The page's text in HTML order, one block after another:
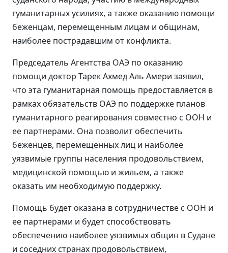
гуманитарных усилиях, а также оказанию помощи
беженцам, перемещенным лицам и общинам,
наиболее пострадавшим от конфликта.
Председатель Агентства ОАЭ по оказанию
помощи доктор Тарек Ахмед Аль Амери заявил,
что эта гуманитарная помощь предоставляется в
рамках обязательств ОАЭ по поддержке планов
гуманитарного реагирования совместно с ООН и
ее партнерами. Она позволит обеспечить
беженцев, перемещенных лиц и наиболее
уязвимые группы населения продовольствием,
медицинской помощью и жильем, а также
оказать им необходимую поддержку.
Помощь будет оказана в сотрудничестве с ООН и
ее партнерами и будет способствовать
обеспечению наиболее уязвимых общин в Судане
и соседних странах продовольствием,